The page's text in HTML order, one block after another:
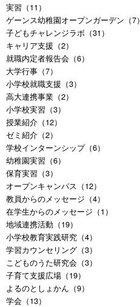
実習（11）
ゲーンス幼稚園オープンガーデン（7）
子どもチャレンジラボ（31）
キャリア支援（2）
就職内定者報告会（6）
大学行事（7）
小学校就職支援（3）
高大連携事業（2）
小学校実習（3）
授業紹介（12）
ゼミ紹介（2）
学校インターンシップ（6）
幼稚園実習（6）
保育実習（3）
オープンキャンパス（12）
教員からのメッセージ（4）
在学生からのメッセージ（1）
地域連携活動（19）
小学校教育実践研究（4）
学習カウンセリング（3）
こどものうた研究会（3）
子育て支援広場（19）
よるのとしょかん（9）
学会（13）